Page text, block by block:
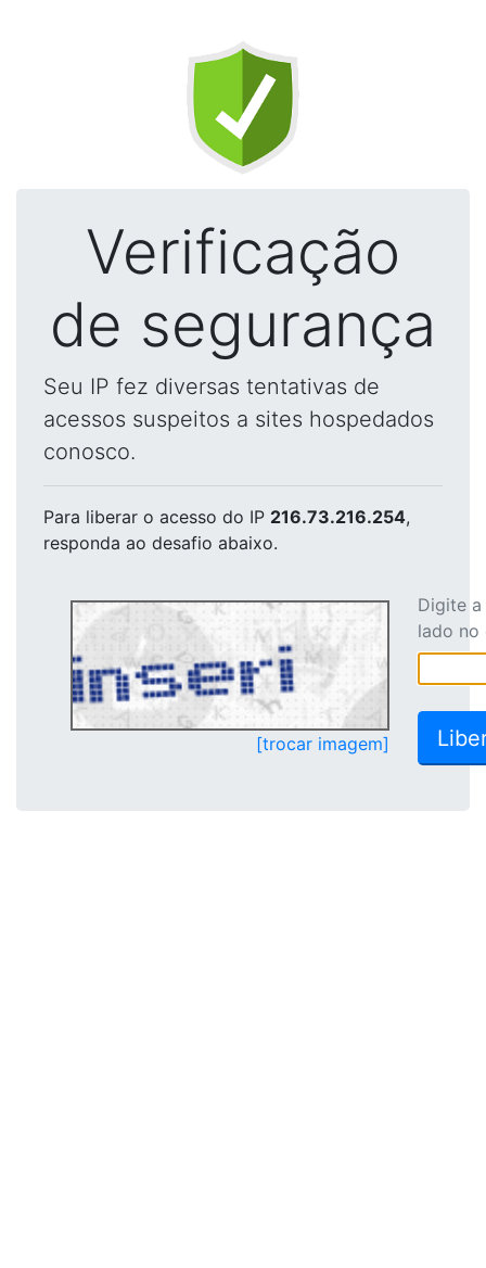
Verificação
de segurança
Seu IP fez diversas tentativas de
acessos suspeitos a sites hospedados
conosco.
Para liberar o acesso do IP 216.73.216.254,
responda ao desafio abaixo.
[trocar imagem]
Digite
lado no